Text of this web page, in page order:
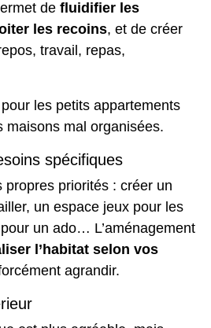
de fluidifier les
les recoins, et de créer
travail, repas,
les petits appartements
maisons mal organisées.
spécifiques
propres priorités : créer un
un espace jeux pour les
un ado… L’aménagement
l’habitat selon vos
agrandir.